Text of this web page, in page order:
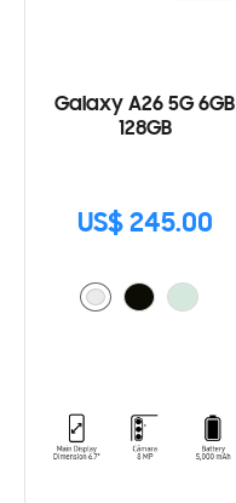
Galaxy A26 5G 6GB
128GB
US$ 245.00